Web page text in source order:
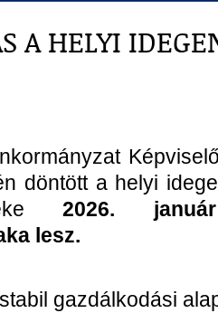
A HELYI
döntött a helyi
2026.
lesz.
gazdálkodási